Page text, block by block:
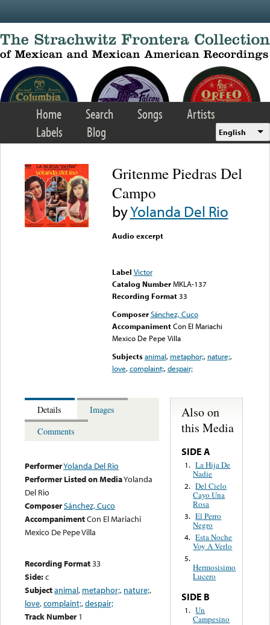
Home Search Songs
Artists
Labels
Blog English
Gritenme Piedras Del
Campo
byYolanda Del Rio
Audio excerpt
Label Victor
Catalog Number MKLA-137
Recording Format33
Composer Sánchez, Cuco
Accompaniment Con El Mariachi
Mexico De Pepe Villa
Subjects animal, metaphor;, nature;,
love,complaint;,despair;
Details
Images
Comments
PerformerYolanda Del Rio
Performer Listed on MediaYolanda
Del Rio
ComposerSánchez, Cuco
AccompanimentCon El Mariachi
Mexico De Pepe Villa
Recording Format33
Side:c
Subjectanimal, metaphor;, nature;,
love,complaint;,despair;
Track Number 1
Also on
this Media
SIDE A
1. La Hija De
Nadie
2. Del Cielo
Cayo Una
Rosa
3. El Perro
Negro
4. Esta Noche
Voy A Verlo
5.
Hermosisimo
Lucero
SIDE B
1. Un
Campesino